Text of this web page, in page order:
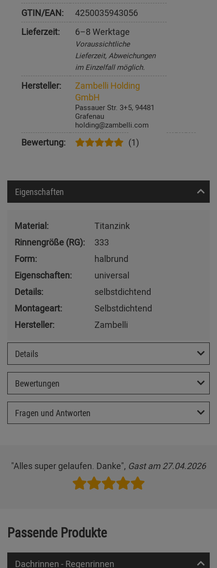
GTIN/EAN:
4250035943056
Lieferzeit:
6–8 Werktage
Voraussichtliche
Lieferzeit, Abweichungen
im Einzelfall möglich.
Hersteller:
Zambelli Holding
GmbH
Passauer Str. 3+5, 94481
Grafenau
holding@zambelli.com
Bewertung: (1)
Eigenschaften
Material:
Titanzink
Rinnengröße (RG):
333
Form:
halbrund
Eigenschaften:
universal
Details:
selbstdichtend
Montageart:
Selbstdichtend
Hersteller:
Zambelli
Details
Bewertungen
Fragen und Antworten
"Alles super gelaufen. Danke", Gast am 27.04.2026
Passende Produkte
Dachrinnen - Regenrinnen